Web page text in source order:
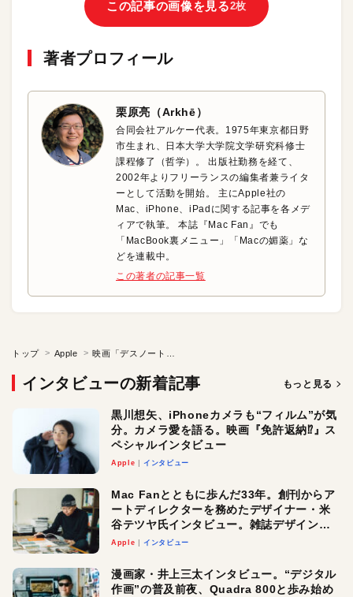
この記事の画像を見る2枚
著者プロフィール
栗原亮（Arkhē）
合同会社アルケー代表。1975年東京都日野
市生まれ、日本大学大学院文学研究科修士
課程修了（哲学）。 出版社勤務を経て、
2002年よりフリーランスの編集者兼ライタ
ーとして活動を開始。 主にApple社の
Mac、iPhone、iPadに関する記事を各メデ
ィアで執筆。 本誌『Mac Fan』でも
「MacBook裏メニュー」「Macの媚薬」な
どを連載中。
この著者の記事一覧
トップ Apple
インタビューの新着記事 もっと見る
黒川想矢、iPhoneカメラも“フィルム”が気
分。カメラ愛を語る。映画『免許返納⁉︎』ス
ペシャルインタビュー
Apple インタビュー
Mac Fanとともに歩んだ33年。創刊からア
ートディレクターを務めたデザイナー・米
谷テツヤ氏インタビュー。雑誌デザインの
真髄と今後
Apple インタビュー
漫画家・井上三太インタビュー。“デジタル
作画”の普及前夜、Quadra 800と歩み始め